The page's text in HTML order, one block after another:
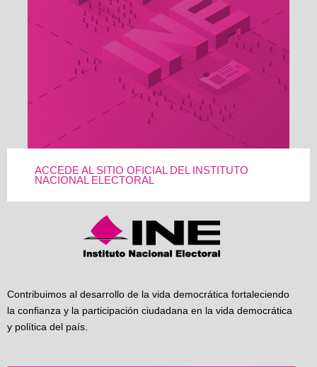
ACCEDE AL SITIO OFICIAL DEL INSTITUTO
NACIONAL ELECTORAL
Contribuimos al desarrollo de la vida democrática fortaleciendo
la confianza y la participación ciudadana en la vida democrática
y política del país.